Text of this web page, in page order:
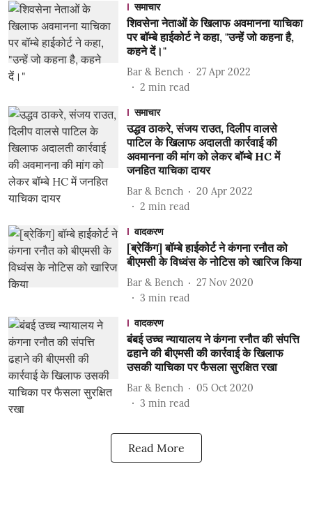
समाचार
शिवसेना नेताओं के खिलाफ अवमानना याचिका
पर बॉम्बे हाईकोर्ट ने कहा, "उन्हें जो कहना है,
कहने दें।"
Bar & Bench
27 Apr 2022
2 min read
समाचार
उद्धव ठाकरे, संजय राउत, दिलीप वालसे
पाटिल के खिलाफ अदालती कार्रवाई की
अवमानना की मांग को लेकर बॉम्बे HC में
जनहित याचिका दायर
Bar & Bench
20 Apr 2022
2 min read
वादकरण
[ब्रेकिंग] बॉम्बे हाईकोर्ट ने कंगना रनौत को
बीएमसी के विध्वंस के नोटिस को खारिज किया
Bar & Bench
27 Nov 2020
3 min read
वादकरण
बंबई उच्च न्यायालय ने कंगना रनौत की संपत्ति
ढहाने की बीएमसी की कार्रवाई के खिलाफ
उसकी याचिका पर फैसला सुरक्षित रखा
Bar & Bench
05 Oct 2020
3 min read
Read More